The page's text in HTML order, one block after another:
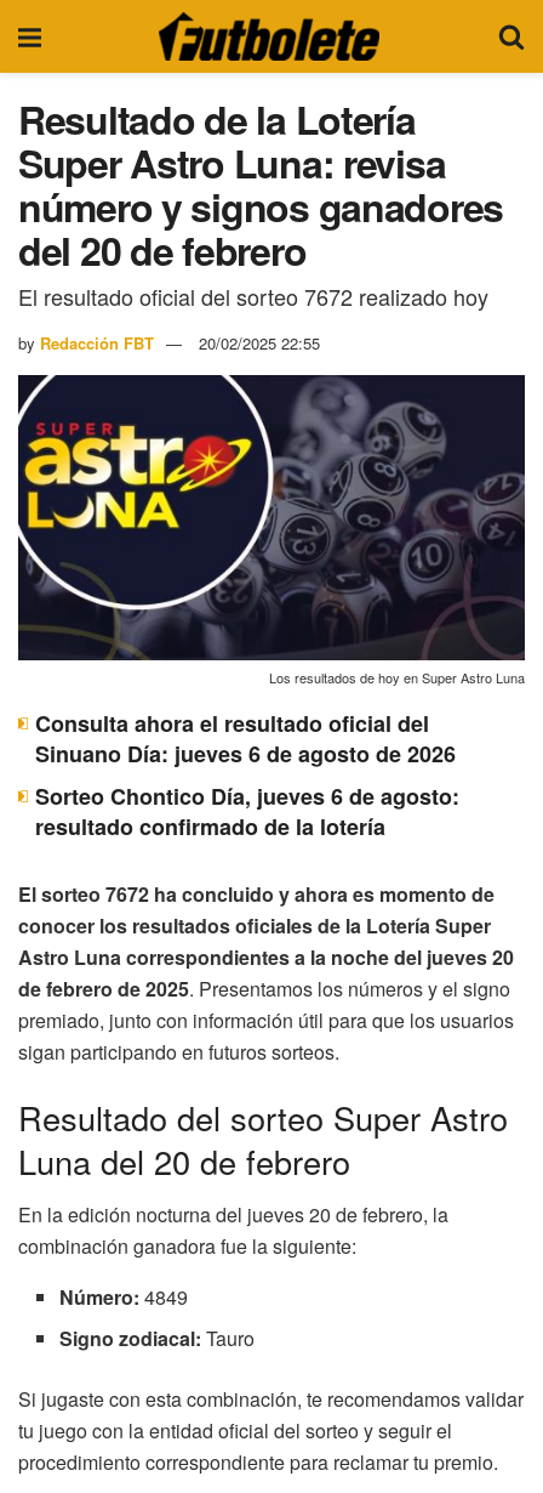
Resultado de la Lotería
Super Astro Luna: revisa
número y signos ganadores
del 20 de febrero
El resultado oficial del sorteo 7672 realizado hoy
by Redacción FBT 20/02/2025 22:55
Los resultados de hoy en Super Astro Luna
Consulta ahora el resultado oficial del
Sinuano Día: jueves 6 de agosto de 2026
Sorteo Chontico Día, jueves 6 de agosto:
resultado confirmado de la lotería
El sorteo 7672 ha concluido y ahora es momento de
conocer los resultados oficiales de la Lotería Super
Astro Luna correspondientes a la noche del jueves 20
de febrero de 2025. Presentamos los números y el signo
premiado, junto con información útil para que los usuarios
sigan participando en futuros sorteos.
Resultado del sorteo Super Astro
Luna del 20 de febrero
En la edición nocturna del jueves 20 de febrero, la
combinación ganadora fue la siguiente:
Número: 4849
Signo zodiacal: Tauro
Si jugaste con esta combinación, te recomendamos validar
tu juego con la entidad oficial del sorteo y seguir el
procedimiento correspondiente para reclamar tu premio.